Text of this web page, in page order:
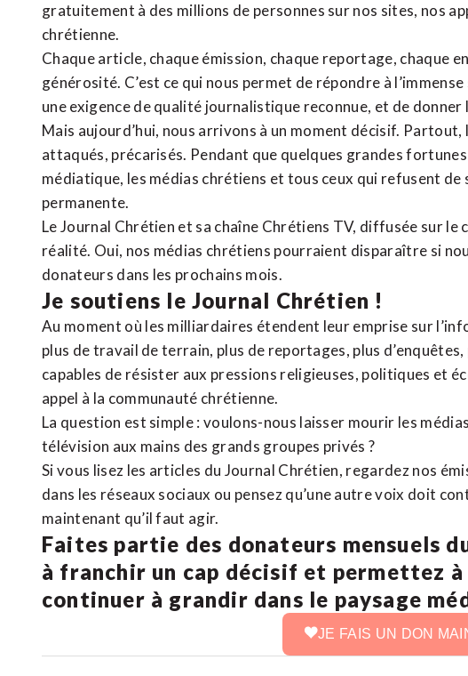
gratuitement à des millions de personnes sur nos sites, nos
chrétienne.
Chaque article, chaque émission, chaque reportage, chaque
générosité. C’est ce qui nous permet de répondre à
une exigence de qualité journalistique reconnue, et de donner
Mais aujourd’hui, nous arrivons à un moment décisif.
attaqués, précarisés. Pendant que quelques grandes
médiatique, les médias chrétiens et tous ceux qui refusent
permanente.
Le Journal Chrétien et sa chaîne Chrétiens TV, diffusée sur le
réalité. Oui, nos médias chrétiens pourraient disparaître si
donateurs dans les prochains mois.
Je soutiens le Journal Chrétien !
Au moment où les milliardaires étendent leur emprise sur
plus de travail de terrain, plus de reportages, plus
capables de résister aux pressions religieuses, politiques et
appel à la communauté chrétienne.
La question est simple : voulons-nous laisser mourir les
télévision aux mains des grands groupes privés ?
Si vous lisez les articles du Journal Chrétien, regardez nos
dans les réseaux sociaux ou pensez qu’une autre voix doit
maintenant qu’il faut agir.
Faites partie des donateurs mensuels
à franchir un cap décisif et permettez
continuer à grandir dans le paysage
JE FAIS UN DON